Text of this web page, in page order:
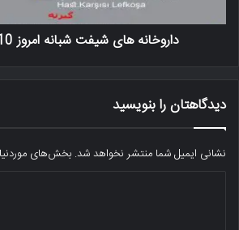
داروخانه های شیفت شبانه امروز 2020/07/10
دیدگاهتان را بنویسید
نشانی ایمیل شما منتشر نخواهد شد. بخش‌های